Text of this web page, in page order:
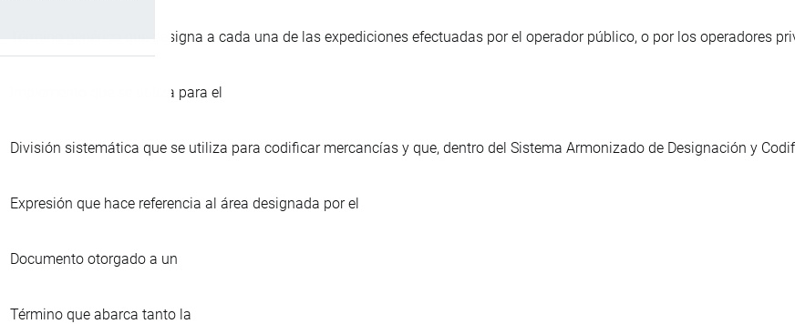
Término genérico que designa a cada una de las expediciones efectuadas por el operador público, o por los operadores
Implemento que se utiliza para el
División sistemática que se utiliza para codificar mercancías y que, dentro del Sistema Armonizado de Designación y
Expresión que hace referencia al área designada por el
Documento otorgado a un
Término que abarca tanto la